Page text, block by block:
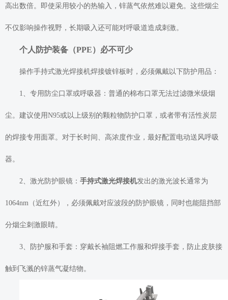
高出数倍。即使采用较小的热输入，锌蒸气依然难以避免。这些烟尘
不仅影响操作视野，长期吸入还可能对呼吸道造成刺激。
个人防护装备（PPE）必不可少
操作手持式激光焊接机焊接镀锌板时，必须佩戴以下防护用品：
1、专用防尘口罩或呼吸器：普通的棉布口罩无法过滤微米级烟
尘。建议使用N95或以上级别的颗粒物防护口罩，或者带有活性炭层
的焊接专用面罩。对于长时间、高浓度作业，最好配置电动送风呼吸
器。
2、激光防护眼镜： 手持式激光焊接机发出的激光波长通常为
1064nm（近红外），必须佩戴对应波段的防护眼镜，同时也能阻挡部
分烟尘刺激眼睛。
3、防护服和手套：穿戴长袖阻燃工作服和焊接手套，防止皮肤接
触到飞溅的锌蒸气凝结物。